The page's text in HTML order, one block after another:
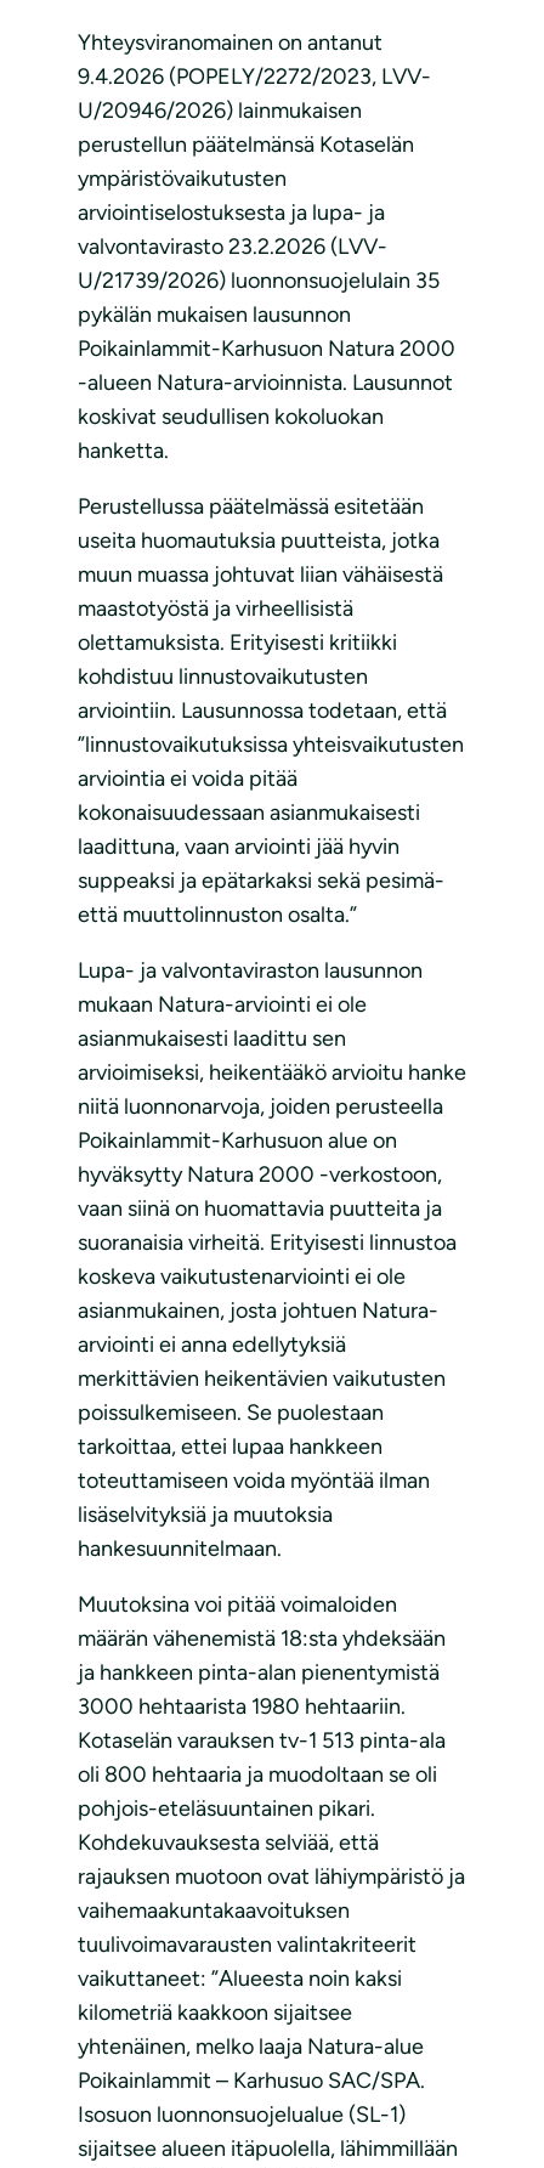
Yhteysviranomainen on antanut
9.4.2026 (POPELY/2272/2023, LVV-
U/20946/2026) lainmukaisen
perustellun päätelmänsä Kotaselän
ympäristövaikutusten
arviointiselostuksesta ja lupa- ja
valvontavirasto 23.2.2026 (LVV-
U/21739/2026) luonnonsuojelulain 35
pykälän mukaisen lausunnon
Poikainlammit-Karhusuon Natura 2000
-alueen Natura-arvioinnista. Lausunnot
koskivat seudullisen kokoluokan
hanketta.
Perustellussa päätelmässä esitetään
useita huomautuksia puutteista, jotka
muun muassa johtuvat liian vähäisestä
maastotyöstä ja virheellisistä
olettamuksista. Erityisesti kritiikki
kohdistuu linnustovaikutusten
arviointiin. Lausunnossa todetaan, että
”linnustovaikutuksissa yhteisvaikutusten
arviointia ei voida pitää
kokonaisuudessaan asianmukaisesti
laadittuna, vaan arviointi jää hyvin
suppeaksi ja epätarkaksi sekä pesimä-
että muuttolinnuston osalta.”
Lupa- ja valvontaviraston lausunnon
mukaan Natura-arviointi ei ole
asianmukaisesti laadittu sen
arvioimiseksi, heikentääkö arvioitu hanke
niitä luonnonarvoja, joiden perusteella
Poikainlammit-Karhusuon alue on
hyväksytty Natura 2000 -verkostoon,
vaan siinä on huomattavia puutteita ja
suoranaisia virheitä. Erityisesti linnustoa
koskeva vaikutustenarviointi ei ole
asianmukainen, josta johtuen Natura-
arviointi ei anna edellytyksiä
merkittävien heikentävien vaikutusten
poissulkemiseen. Se puolestaan
tarkoittaa, ettei lupaa hankkeen
toteuttamiseen voida myöntää ilman
lisäselvityksiä ja muutoksia
hankesuunnitelmaan.
Muutoksina voi pitää voimaloiden
määrän vähenemistä 18:sta yhdeksään
ja hankkeen pinta-alan pienentymistä
3000 hehtaarista 1980 hehtaariin.
Kotaselän varauksen tv-1 513 pinta-ala
oli 800 hehtaaria ja muodoltaan se oli
pohjois-eteläsuuntainen pikari.
Kohdekuvauksesta selviää, että
rajauksen muotoon ovat lähiympäristö ja
vaihemaakuntakaavoituksen
tuulivoimavarausten valintakriteerit
vaikuttaneet: ”Alueesta noin kaksi
kilometriä kaakkoon sijaitsee
yhtenäinen, melko laaja Natura-alue
Poikainlammit – Karhusuo SAC/SPA.
Isosuon luonnonsuojelualue (SL-1)
sijaitsee alueen itäpuolella, lähimmillään